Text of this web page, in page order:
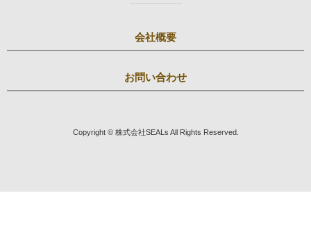
会社概要
お問い合わせ
Copyright © 株式会社SEALs All Rights Reserved.